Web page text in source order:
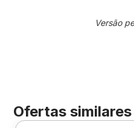
Versão
Ofertas